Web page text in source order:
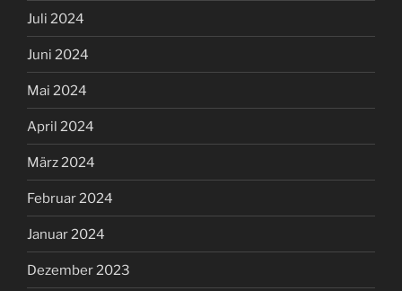
Juli 2024
Juni 2024
Mai 2024
April 2024
März 2024
Februar 2024
Januar 2024
Dezember 2023